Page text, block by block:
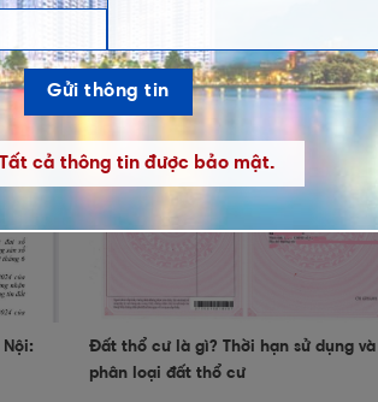
Hành trình khám phá đầy cảm xúc
Đất thổ cư là gì? Thời hạn sử dụng và
phân loại đất thổ cư
Tất cả thông tin được bảo mật.